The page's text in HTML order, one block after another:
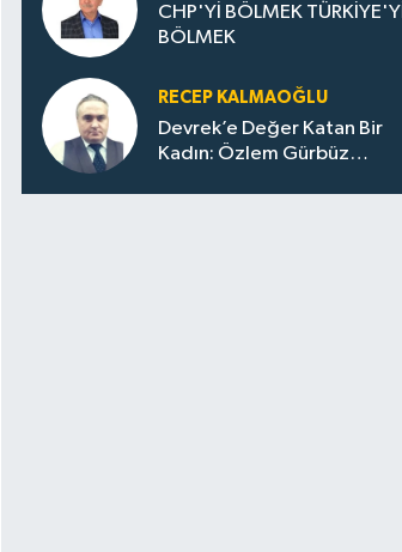
CHP'Yİ BÖLMEK TÜRKİYE'Yİ
BÖLMEK
RECEP KALMAOĞLU
Devrek’e Değer Katan Bir
Kadın: Özlem Gürbüz